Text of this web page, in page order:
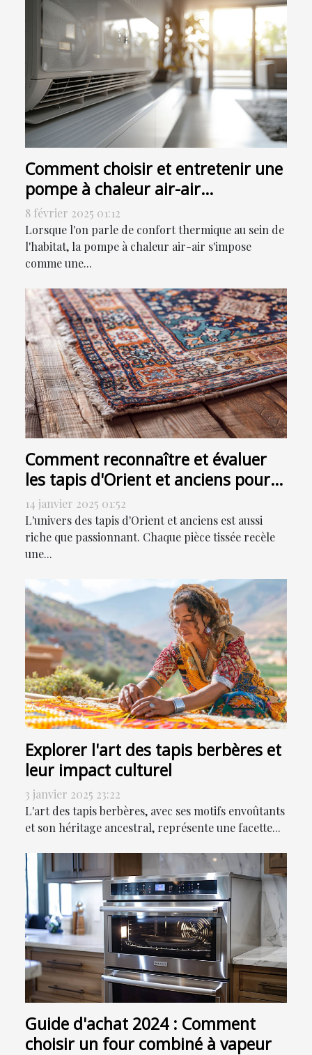
Comment choisir et entretenir une
pompe à chaleur air-air
efficacement
8 février 2025 01:12
Lorsque l'on parle de confort thermique au sein de
l'habitat, la pompe à chaleur air-air s'impose
comme une...
Comment reconnaître et évaluer
les tapis d'Orient et anciens pour
la vente
14 janvier 2025 01:52
L'univers des tapis d'Orient et anciens est aussi
riche que passionnant. Chaque pièce tissée recèle
une...
Explorer l'art des tapis berbères et
leur impact culturel
3 janvier 2025 23:22
L'art des tapis berbères, avec ses motifs envoûtants
et son héritage ancestral, représente une facette...
Guide d'achat 2024 : Comment
choisir un four combiné à vapeur